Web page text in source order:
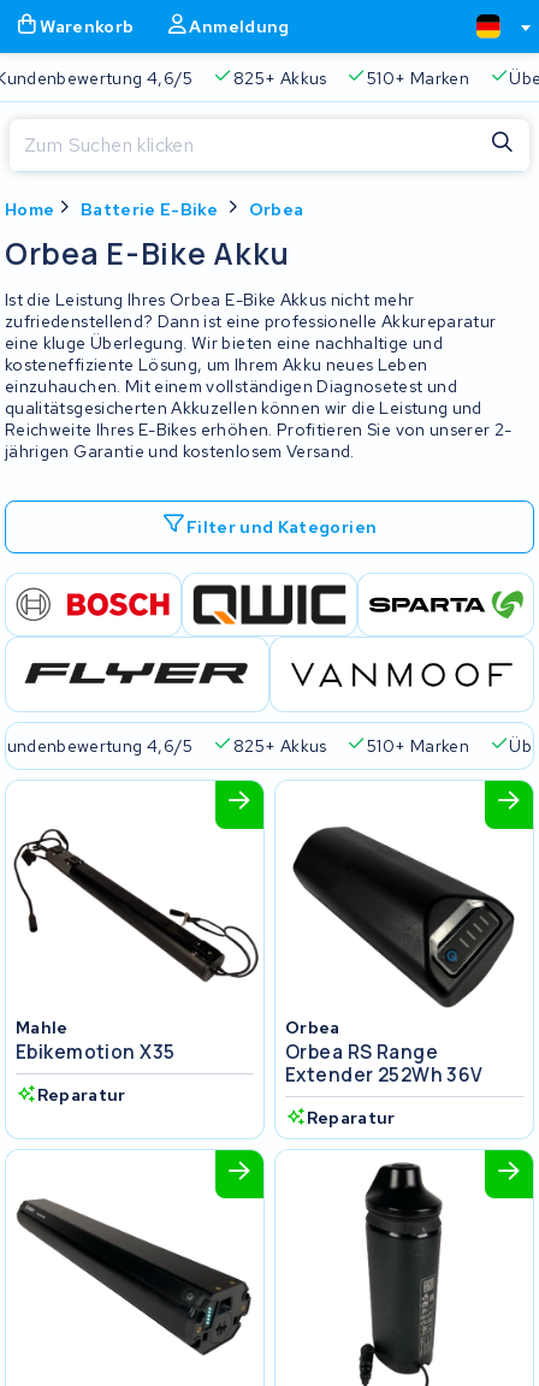
Warenkorb Anmeldung
4,6/5 825+ Akkus 510+ Marken
Home Batterie E-Bike Orbea
Orbea E-Bike Akku
Ist die Leistung Ihres Orbea E-Bike Akkus nicht mehr
zufriedenstellend? Dann ist eine professionelle Akkureparatur
eine kluge Überlegung. Wir bieten eine nachhaltige und
kosteneffiziente Lösung, um Ihrem Akku neues Leben
einzuhauchen. Mit einem vollständigen Diagnosetest und
qualitätsgesicherten Akkuzellen können wir die Leistung und
Reichweite Ihres E-Bikes erhöhen. Profitieren Sie von unserer 2-
jährigen Garantie und kostenlosem Versand.
Filter und Kategorien
4,6/5 825+ Akkus 510+ Marken
Mahle
Ebikemotion X35
Reparatur
Orbea
Orbea RS Range
Extender 252Wh 36V
Reparatur
Ihr Warenkorb ist leer.
Immer eine passende Lösung 2 Jahre Garantie
Schließen
Beginnen Sie mit der Eingabe in der Suchleiste, um zu suchen